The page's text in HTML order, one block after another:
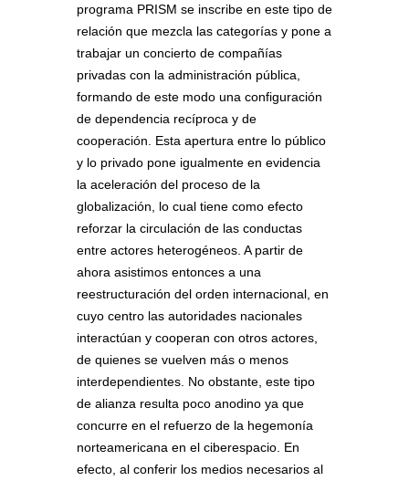
programa PRISM se inscribe en este tipo de
relación que mezcla las categorías y pone a
trabajar un concierto de compañías
privadas con la administración pública,
formando de este modo una configuración
de dependencia recíproca y de
cooperación. Esta apertura entre lo público
y lo privado pone igualmente en evidencia
la aceleración del proceso de la
globalización, lo cual tiene como efecto
reforzar la circulación de las conductas
entre actores heterogéneos. A partir de
ahora asistimos entonces a una
reestructuración del orden internacional, en
cuyo centro las autoridades nacionales
interactúan y cooperan con otros actores,
de quienes se vuelven más o menos
interdependientes. No obstante, este tipo
de alianza resulta poco anodino ya que
concurre en el refuerzo de la hegemonía
norteamericana en el ciberespacio. En
efecto, al conferir los medios necesarios al